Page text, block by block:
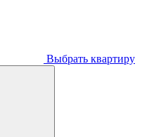
Выбрать квартиру